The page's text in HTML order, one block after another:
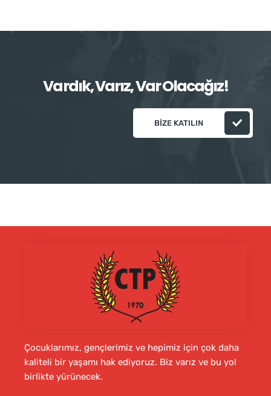
Vardık, Varız, Var Olacağız!
BIZE KATILIN
Çocuklarımız, gençlerimiz ve hepimiz için çok daha
kaliteli bir yaşamı hak ediyoruz. Biz varız ve bu yol
birlikte yürünecek.